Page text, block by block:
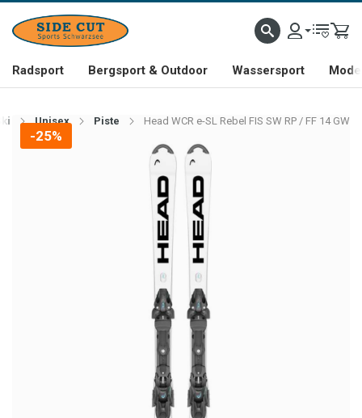
Radsport Bergsport & Outdoor Wassersport
Unisex Piste Head WCR e-SL Rebel FIS SW RP / FF 14 GW
-25%